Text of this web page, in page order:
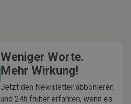
Weniger Worte.
Mehr Wirkung!
Jetzt den Newsletter abbonieren
und 24h früher erfahren, wenn es